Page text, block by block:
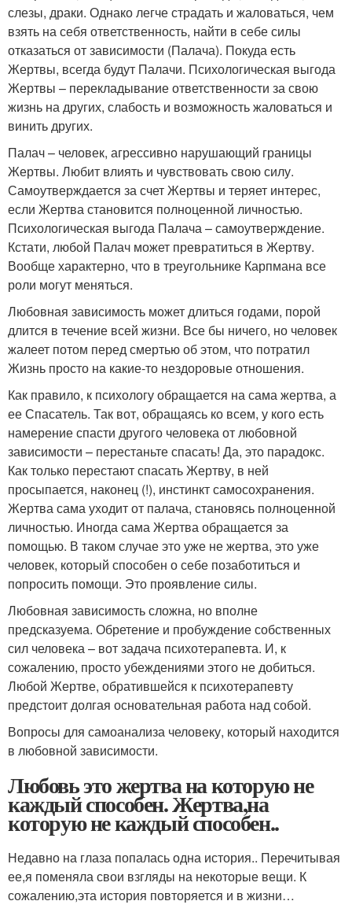
слезы, драки. Однако легче страдать и жаловаться, чем
взять на себя ответственность, найти в себе силы
отказаться от зависимости (Палача). Покуда есть
Жертвы, всегда будут Палачи. Психологическая выгода
Жертвы – перекладывание ответственности за свою
жизнь на других, слабость и возможность жаловаться и
винить других.
Палач – человек, агрессивно нарушающий границы
Жертвы. Любит влиять и чувствовать свою силу.
Самоутверждается за счет Жертвы и теряет интерес,
если Жертва становится полноценной личностью.
Психологическая выгода Палача – самоутверждение.
Кстати, любой Палач может превратиться в Жертву.
Вообще характерно, что в треугольнике Карпмана все
роли могут меняться.
Любовная зависимость может длиться годами, порой
длится в течение всей жизни. Все бы ничего, но человек
жалеет потом перед смертью об этом, что потратил
Жизнь просто на какие-то нездоровые отношения.
Как правило, к психологу обращается на сама жертва, а
ее Спасатель. Так вот, обращаясь ко всем, у кого есть
намерение спасти другого человека от любовной
зависимости – перестаньте спасать! Да, это парадокс.
Как только перестают спасать Жертву, в ней
просыпается, наконец (!), инстинкт самосохранения.
Жертва сама уходит от палача, становясь полноценной
личностью. Иногда сама Жертва обращается за
помощью. В таком случае это уже не жертва, это уже
человек, который способен о себе позаботиться и
попросить помощи. Это проявление силы.
Любовная зависимость сложна, но вполне
предсказуема. Обретение и пробуждение собственных
сил человека – вот задача психотерапевта. И, к
сожалению, просто убеждениями этого не добиться.
Любой Жертве, обратившейся к психотерапевту
предстоит долгая основательная работа над собой.
Вопросы для самоанализа человеку, который находится
в любовной зависимости.
Любовь это жертва на которую не
каждый способен. Жертва,на
которую не каждый способен..
Недавно на глаза попалась одна история.. Перечитывая
ее,я поменяла свои взгляды на некоторые вещи. К
сожалению,эта история повторяется и в жизни…